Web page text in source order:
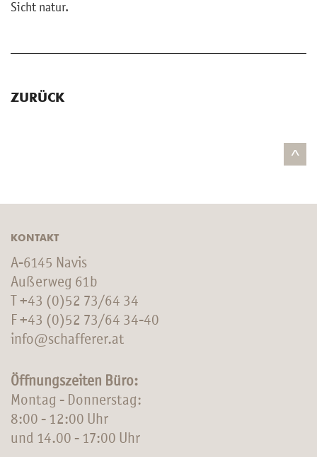
Sicht natur.
ZURÜCK
^
KONTAKT
A-6145 Navis
Außerweg 61b
T +43 (0)52 73/64 34
F +43 (0)52 73/64 34-40
info@schafferer.at
Öffnungszeiten Büro:
Montag - Donnerstag:
8:00 - 12:00 Uhr
und 14.00 - 17:00 Uhr